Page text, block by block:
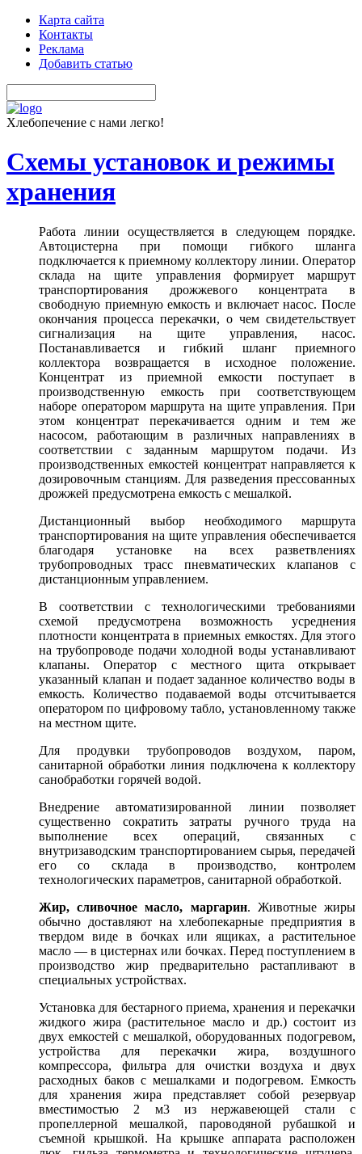
Карта сайта
Контакты
Реклама
Добавить статью
Хлебопечение с нами легко!
Схемы установок и режимы
хранения
Работа линии осуществляется в следующем порядке.
Автоцистерна при помощи гибкого шланга
подключается к приемному коллектору линии. Оператор
склада на щите управления формирует маршрут
транспортирования дрожжевого концентрата в
свободную приемную емкость и включает насос. После
окончания процесса перекачки, о чем свидетельствует
сигнализация на щите управления, насос.
Постанавливается и гибкий шланг приемного
коллектора возвращается в исходное положение.
Концентрат из приемной емкости поступает в
производственную емкость при соответствующем
наборе оператором маршрута на щите управления. При
этом концентрат перекачивается одним и тем же
насосом, работающим в различных направлениях в
соответствии с заданным маршрутом подачи. Из
производственных емкостей концентрат направляется к
дозировочным станциям. Для разведения прессованных
дрожжей предусмотрена емкость с мешалкой.
Дистанционный выбор необходимого маршрута
транспортирования на щите управления обеспечивается
благодаря установке на всех разветвлениях
трубопроводных трасс пневматических клапанов с
дистанционным управлением.
В соответствии с технологическими требованиями
схемой предусмотрена возможность усреднения
плотности концентрата в приемных емкостях. Для этого
на трубопроводе подачи холодной воды устанавливают
клапаны. Оператор с местного щита открывает
указанный клапан и подает заданное количество воды в
емкость. Количество подаваемой воды отсчитывается
оператором по цифровому табло, установленному также
на местном щите.
Для продувки трубопроводов воздухом, паром,
санитарной обработки линия подключена к коллектору
санобработки горячей водой.
Внедрение автоматизированной линии позволяет
существенно сократить затраты ручного труда на
выполнение всех операций, связанных с
внутризаводским транспортированием сырья, передачей
его со склада в производство, контролем
технологических параметров, санитарной обработкой.
Жир, сливочное масло, маргарин. Животные жиры
обычно доставляют на хлебопекарные предприятия в
твердом виде в бочках или ящиках, а растительное
масло — в цистернах или бочках. Перед поступлением в
производство жир предварительно растапливают в
специальных устройствах.
Установка для бестарного приема, хранения и перекачки
жидкого жира (растительное масло и др.) состоит из
двух емкостей с мешалкой, оборудованных подогревом,
устройства для перекачки жира, воздушного
компрессора, фильтра для очистки воздуха и двух
расходных баков с мешалками и подогревом. Емкость
для хранения жира представляет собой резервуар
вместимостью 2 м3 из нержавеющей стали с
пропеллерной мешалкой, пароводяной рубашкой и
съемной крышкой. На крышке аппарата расположен